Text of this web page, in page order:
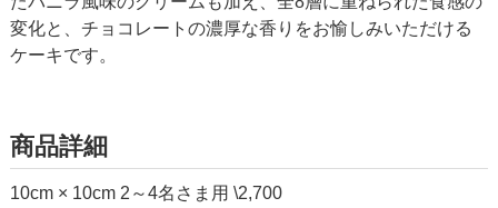
変化と、チョコレートの濃厚な香りをお愉しみいただける
ケーキです。
商品詳細
10cm × 10cm 2～4名さま用 \2,700